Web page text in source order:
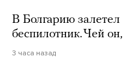
В Болгарию залетел
беспилотник. Чей
3 часа назад